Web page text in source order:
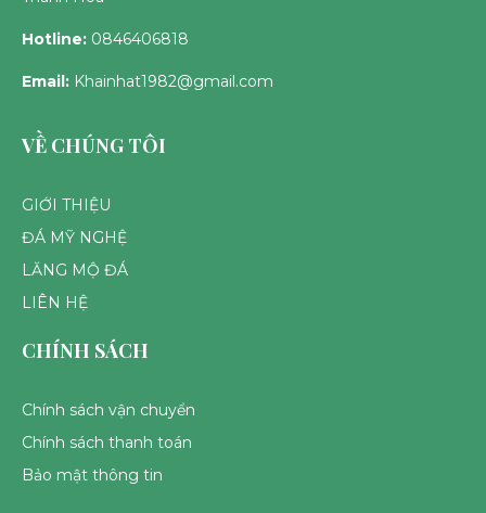
Hotline: 0846406818
Email: Khainhat1982@gmail.com
VỀ CHÚNG TÔI
GIỚI THIỆU
ĐÁ MỸ NGHỆ
LĂNG MỘ ĐÁ
LIÊN HỆ
CHÍNH SÁCH
Chính sách vận chuyển
Chính sách thanh toán
Bảo mật thông tin